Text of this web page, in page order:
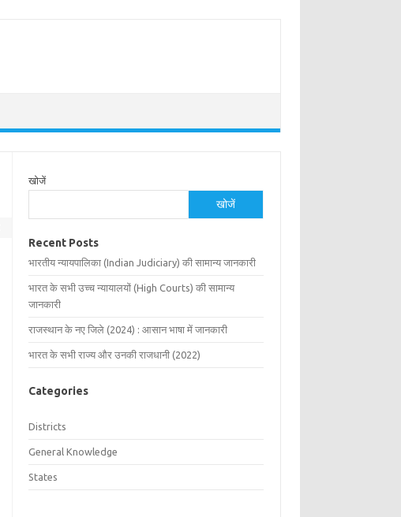
खोजें
खोजें
Recent Posts
भारतीय न्यायपालिका (Indian Judiciary) की सामान्य जानकारी
भारत के सभी उच्च न्यायालयों (High Courts) की सामान्य
जानकारी
राजस्थान के नए जिले (2024) : आसान भाषा में जानकारी
भारत के सभी राज्य और उनकी राजधानी (2022)
Categories
Districts
General Knowledge
States